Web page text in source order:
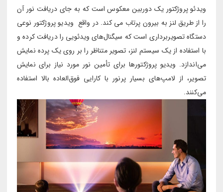
ویدئو پروژکتور یک دوربین معکوس است که به جای دریافت نور آن
را از طریق لنز به بیرون پرتاب می کند. در واقع ویدیو پروژکتور نوعی
دستگاه تصویربرداری است که سیگنال‌های ویدئویی را دریافت کرده و
با استفاده از یک سیستم لنز، تصویر متناظر را بر روی یک پرده نمایش
می‌اندازد. ویدیو پروژکتورها برای تأمین نور مورد نیاز برای نمایش
تصویر، از لامپ‌های بسیار پرنور با کارایی فوق‌العاده بالا استفاده
می‌کنند.